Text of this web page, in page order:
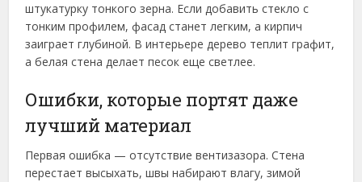
штукатурку тонкого зерна. Если добавить стекло с
тонким профилем, фасад станет легким, а кирпич
заиграет глубиной. В интерьере дерево теплит графит,
а белая стена делает песок еще светлее.
Ошибки, которые портят даже
лучший материал
Первая ошибка — отсутствие вентизазора. Стена
перестает высыхать, швы набирают влагу, зимой